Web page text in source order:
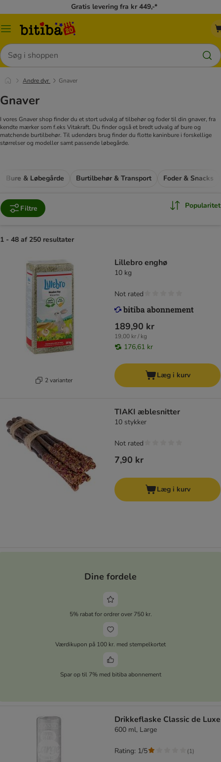
Gratis levering fra kr 449,-*
Menu
Søg
Andre dyr Gnaver
Gnaver
I vores Gnaver shop finder du et stort udvalg af tilbehør og foder til din gnaver, fra
kendte mærker som f.eks Vitakraft. Du finder også et bredt udvalg af bure og
matchende burtilbehør. Til udendørs brug finder du flotte kaninbure i forskellige
størrelser og modeller samt passende løbegårde.
Bure & Løbegårde Burtilbehør & Transport Foder & Snacks
Filtre Popularitet
1 - 48 af 250 resultater
2 varianter
Lillebro enghø
10 kg
189,90 kr
19,00 kr / kg
176,61 kr
Not rated
Læg i kurv
TIAKI æblesnitter
10 stykker
7,90 kr
Not rated
Læg i kurv
Dine fordele
5% rabat for ordrer over 750 kr.
Værdikupon på 100 kr. med stempelkortet
Spar op til 7% med bitiba abonnement
Drikkeflaske Classic de Luxe
600 ml, Large
Rating: 1/5 (1)